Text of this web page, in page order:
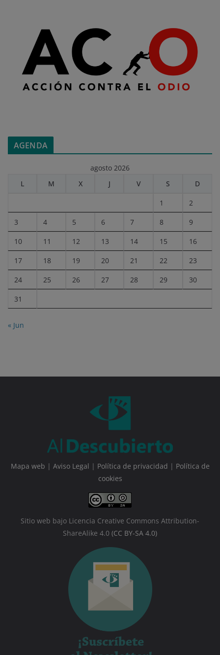
AGENDA
agosto 2026
L
M X J V S D
1 2
3 4 5 6 7 8 9
10 11 12 13 14 15 16
17 18 19 20 21 22 23
24 25 26 27 28 29 30
31
« Jun
Mapa web | Aviso Legal | Política de privacidad | Política de
cookies
Sitio web bajo Licencia Creative Commons Attribution-
ShareAlike 4.0 (CC BY-SA 4.0)